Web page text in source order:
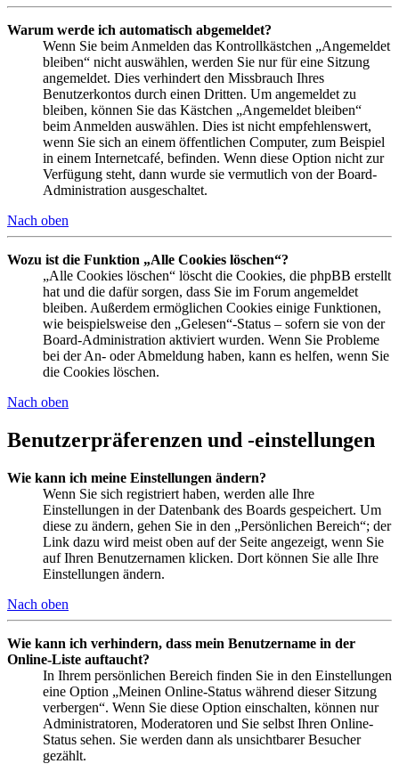
Warum werde ich automatisch abgemeldet?
Wenn Sie beim Anmelden das Kontrollkästchen „Angemeldet
bleiben“ nicht auswählen, werden Sie nur für eine Sitzung
angemeldet. Dies verhindert den Missbrauch Ihres
Benutzerkontos durch einen Dritten. Um angemeldet zu
bleiben, können Sie das Kästchen „Angemeldet bleiben“
beim Anmelden auswählen. Dies ist nicht empfehlenswert,
wenn Sie sich an einem öffentlichen Computer, zum Beispiel
in einem Internetcafé, befinden. Wenn diese Option nicht zur
Verfügung steht, dann wurde sie vermutlich von der Board-
Administration ausgeschaltet.
Nach oben
Wozu ist die Funktion „Alle Cookies löschen“?
„Alle Cookies löschen“ löscht die Cookies, die phpBB erstellt
hat und die dafür sorgen, dass Sie im Forum angemeldet
bleiben. Außerdem ermöglichen Cookies einige Funktionen,
wie beispielsweise den „Gelesen“-Status – sofern sie von der
Board-Administration aktiviert wurden. Wenn Sie Probleme
bei der An- oder Abmeldung haben, kann es helfen, wenn Sie
die Cookies löschen.
Nach oben
Benutzerpräferenzen und -einstellungen
Wie kann ich meine Einstellungen ändern?
Wenn Sie sich registriert haben, werden alle Ihre
Einstellungen in der Datenbank des Boards gespeichert. Um
diese zu ändern, gehen Sie in den „Persönlichen Bereich“; der
Link dazu wird meist oben auf der Seite angezeigt, wenn Sie
auf Ihren Benutzernamen klicken. Dort können Sie alle Ihre
Einstellungen ändern.
Nach oben
Wie kann ich verhindern, dass mein Benutzername in der
Online-Liste auftaucht?
In Ihrem persönlichen Bereich finden Sie in den Einstellungen
eine Option „Meinen Online-Status während dieser Sitzung
verbergen“. Wenn Sie diese Option einschalten, können nur
Administratoren, Moderatoren und Sie selbst Ihren Online-
Status sehen. Sie werden dann als unsichtbarer Besucher
gezählt.